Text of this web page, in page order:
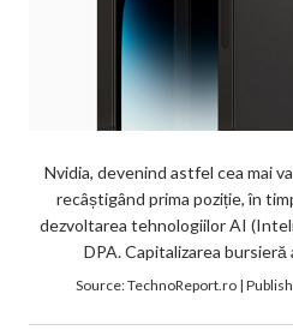
Nvidia, devenind astfel cea mai
recâștigând prima poziție, în
dezvoltarea tehnologiilor AI
DPA. Capitalizarea bursieră
Source:TechnoReport.ro|